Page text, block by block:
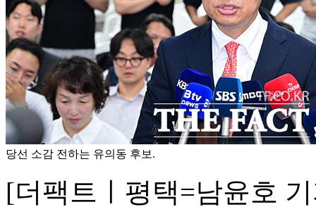
당선 소감 전하는 유의동 후보.
[더팩트ㅣ평택=남윤호